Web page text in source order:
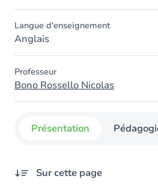
Langue d'enseignement
Anglais
Professeur
Bono Rossello Nicolas
Présentation
Sur cette page